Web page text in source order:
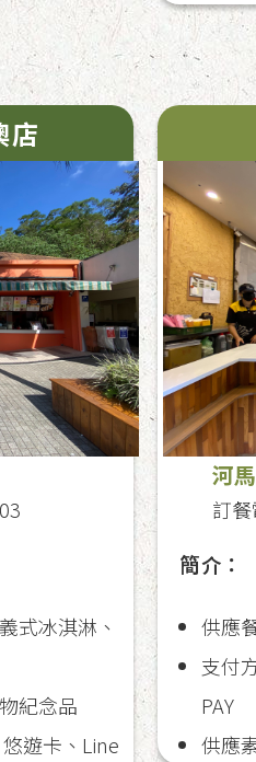
店
式冰淇淋、
紀念品
遊卡、Line
河
訂
簡介：
供應
支付
PAY
供應